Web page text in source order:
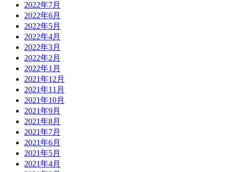
2022年7月
2022年6月
2022年5月
2022年4月
2022年3月
2022年2月
2022年1月
2021年12月
2021年11月
2021年10月
2021年9月
2021年8月
2021年7月
2021年6月
2021年5月
2021年4月